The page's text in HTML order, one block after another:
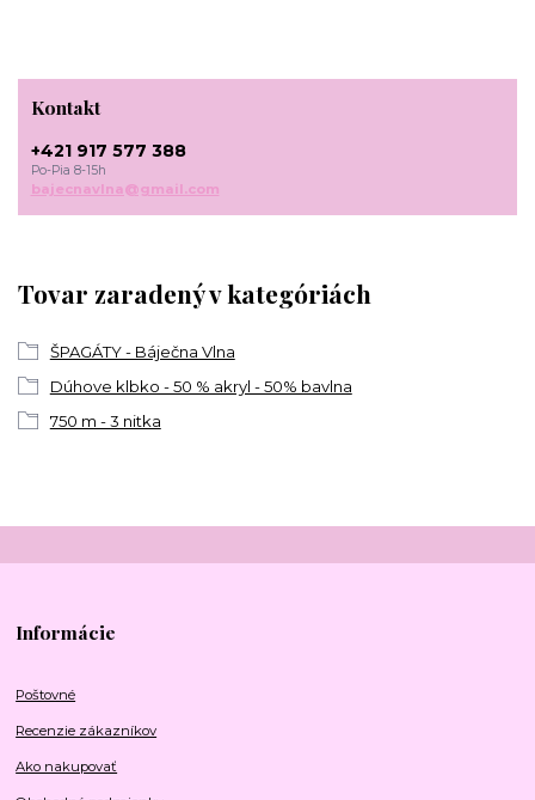
Tovar zaradený v kategóriách
ŠPAGÁTY - Báječna Vlna
Dúhove klbko - 50 % akryl - 50% bavlna
750 m - 3 nitka
Kontakt
+421 917 577 388
Po-Pia 8-15h
bajecnavlna@gmail.com
Informácie
Poštovné
Recenzie zákazníkov
Ako nakupovať